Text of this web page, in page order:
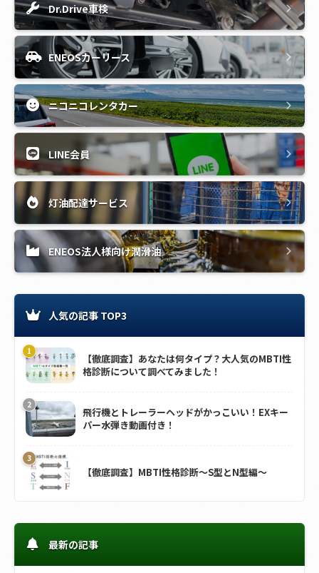
Dr.Drive車検
ENEOSカーリース
ニコニコレンタカー
LINE会員
灯油配達サービス
ENEOS法人様向け潤滑油
人気の記事 TOP3
【徹底調査】あなたは何タイプ？大人気のMBTI性
格診断について調べてみました！
飛行機とトレーラーヘッドがかっこいい！EXキー
パー水弾き動画付き！
【徹底調査】MBTI性格診断～S型とN型編～
最新の記事